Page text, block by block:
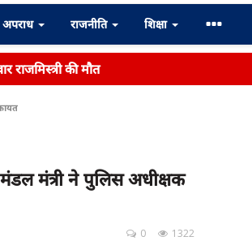
अपराध राजनीति शिक्षा
की मौत
मंत्री ने पुलिस अधीक्षक
1322
0